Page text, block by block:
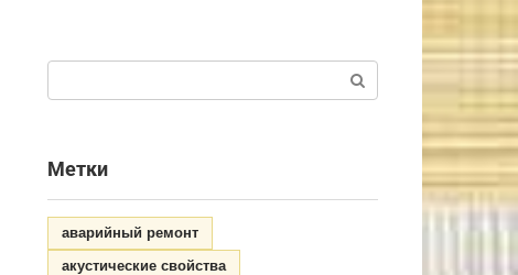
Метки
аварийный ремонт
акустические свойства